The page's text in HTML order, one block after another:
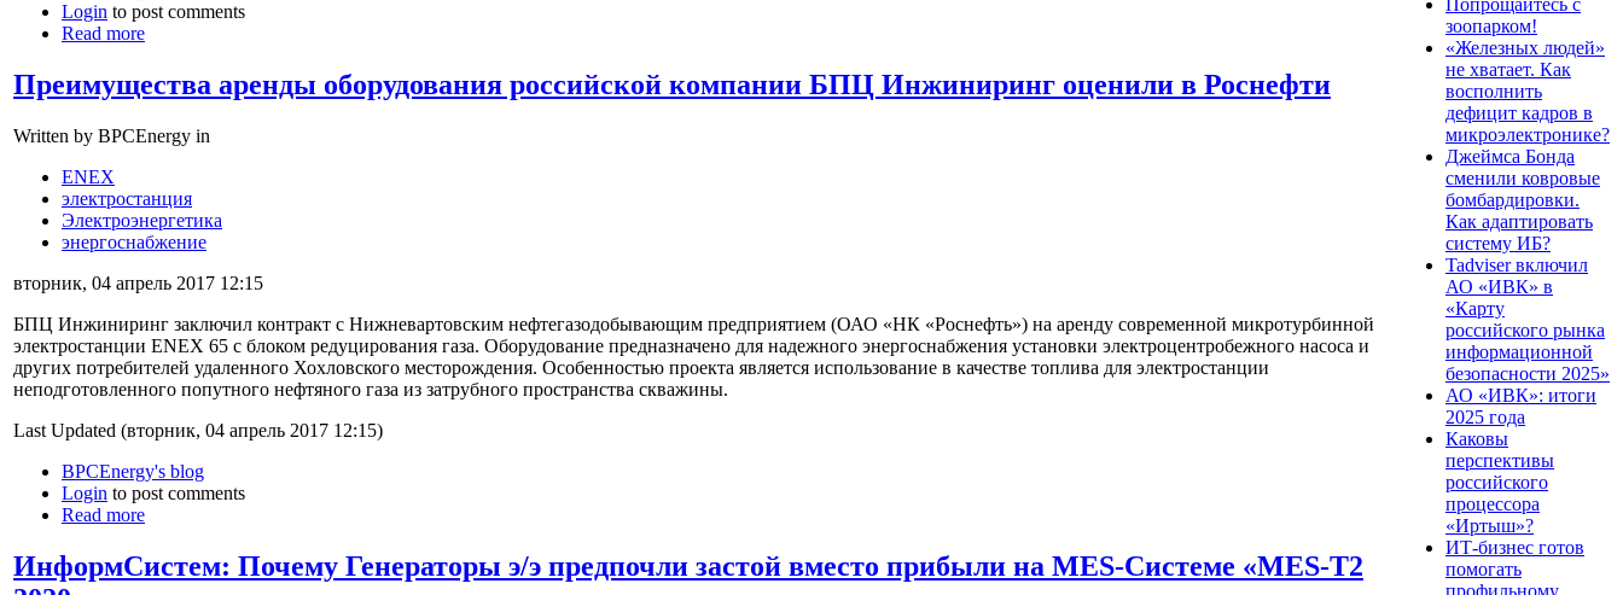
Login to post comments
Read more
Преимущества аренды оборудования российской компании БПЦ Инжиниринг оценили в Роснефти
Written by BPCEnergy in
ENEX
электростанция
Электроэнергетика
энергоснабжение
вторник, 04 апрель 2017 12:15
БПЦ Инжиниринг заключил контракт с Нижневартовским нефтегазодобывающим предприятием (ОАО «НК «Роснефть») на аренду современной микротурбинной
электростанции ENEX 65 с блоком редуцирования газа. Оборудование предназначено для надежного энергоснабжения установки электроцентробежного насоса и
других потребителей удаленного Хохловского месторождения. Особенностью проекта является использование в качестве топлива для электростанции
неподготовленного попутного нефтяного газа из затрубного пространства скважины.
Last Updated (вторник, 04 апрель 2017 12:15)
BPCEnergy's blog
Login to post comments
Read more
ИнформСистем: Почему Генераторы э/э предпочли застой вместо прибыли на MES-Системе «MES-T2
Попрощайтесь с
зоопарком!
«Железных людей»
не хватает. Как
восполнить
дефицит кадров в
микроэлектронике?
Джеймса Бонда
сменили ковровые
бомбардировки.
Как адаптировать
систему ИБ?
Tadviser включил
АО «ИВК» в
«Карту
российского рынка
информационной
безопасности 2025»
АО «ИВК»: итоги
2025 года
Каковы
перспективы
российского
процессора
«Иртыш»?
ИТ-бизнес готов
помогать
профильному